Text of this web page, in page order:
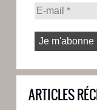
ARTICLES